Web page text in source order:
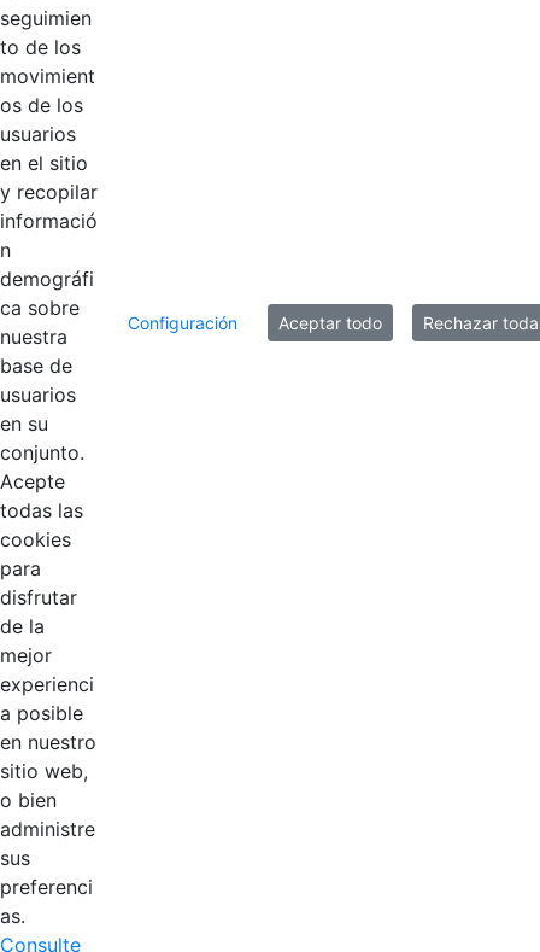
Inicio
Manual de Políticas Contables
Título
Documentos
Manual de P
seguimien
to de los
movimient
os de los
usuarios
en el sitio
y recopilar
informació
n
demográfi
ca sobre
nuestra
base de
usuarios
en su
conjunto.
Acepte
todas las
cookies
para
disfrutar
de la
mejor
experienci
a posible
en nuestro
sitio web,
o bien
administre
sus
preferenci
as.
Consulte
Configuración Aceptar todo Rechazar